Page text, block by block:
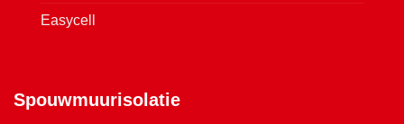
Easycell
Spouwmuurisolatie